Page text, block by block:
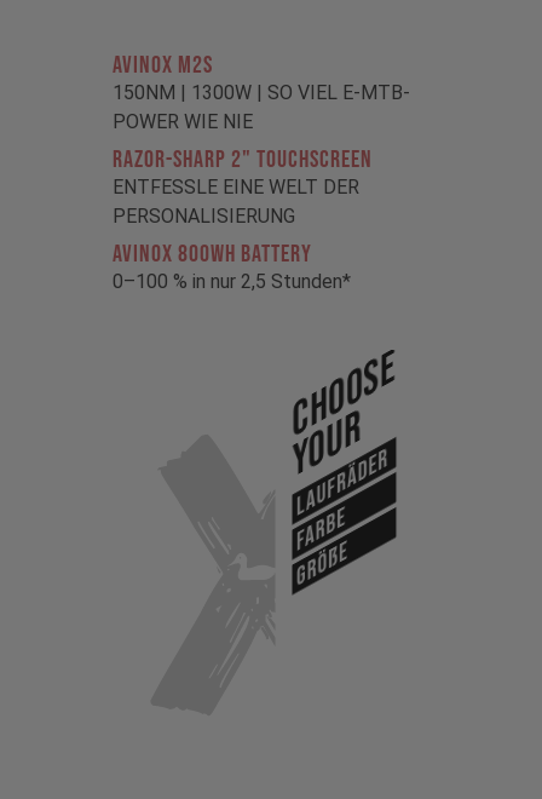
AVINOX M2S
150NM | 1300W | SO VIEL E‑MTB-
POWER WIE NIE
RAZOR-SHARP 2" TOUCHSCREEN
ENTFESSLE EINE WELT DER
PERSONALISIERUNG
AVINOX 800Wh BATTERY
0–100 % in nur 2,5 Stunden*
Choose
Your
Laufräder
Farbe
Größe